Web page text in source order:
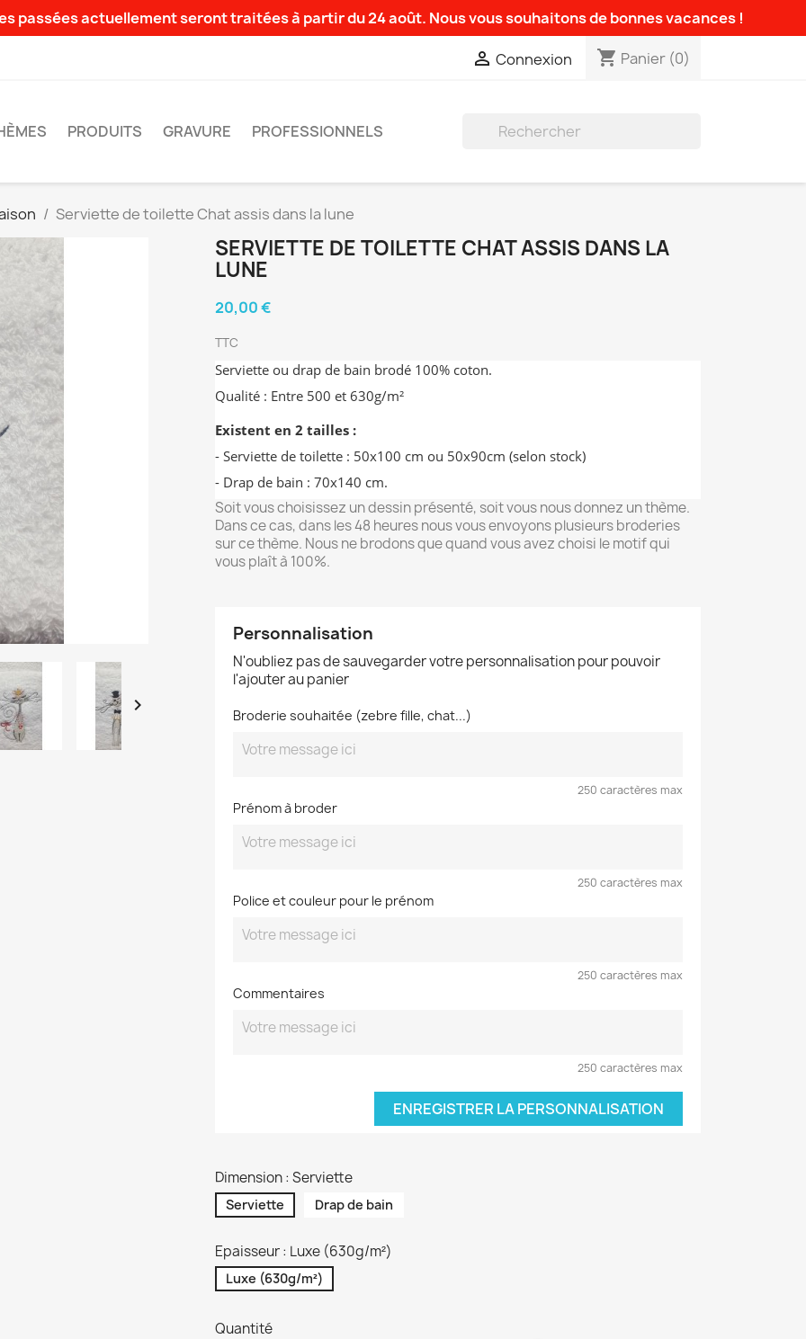
passées actuellement seront traitées à partir du 24 août. Nous vous souhaitons de bonnes vacances !
 Connexion shopping_cart Panier (0)
PRODUITS GRAVURE PROFESSIONNELS
Serviette de toilette Chat assis dans la lune

SERVIETTE DE TOILETTE CHAT ASSIS DANS LA
LUNE
20,00 €
TTC
Serviette ou drap de bain brodé 100% coton.
Qualité : Entre 500 et 630g/m²
Existent en 2 tailles :
- Serviette de toilette : 50x100 cm ou 50x90cm (selon stock)
- Drap de bain : 70x140 cm.
Soit vous choisissez un dessin présenté, soit vous nous donnez un thème.
Dans ce cas, dans les 48 heures nous vous envoyons plusieurs broderies
sur ce thème. Nous ne brodons que quand vous avez choisi le motif qui
vous plaît à 100%.
Personnalisation
N'oubliez pas de sauvegarder votre personnalisation pour pouvoir
l'ajouter au panier
Broderie souhaitée (zebre fille, chat...)
250 caractères max
Prénom à broder
250 caractères max
Police et couleur pour le prénom
250 caractères max
Commentaires
250 caractères max
ENREGISTRER LA PERSONNALISATION
Dimension : Serviette
Serviette Drap de bain
Epaisseur : Luxe (630g/m²)
Luxe (630g/m²)
Quantité